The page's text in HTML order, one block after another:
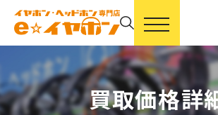
買取価格詳